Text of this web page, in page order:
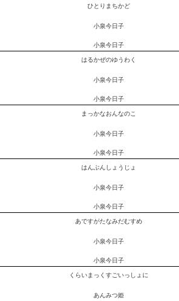
ひとりまちかど
小泉今日子
小泉今日子
はるかぜのゆうわく
小泉今日子
小泉今日子
まっかなおんなのこ
小泉今日子
小泉今日子
はんぶんしょうじょ
小泉今日子
小泉今日子
あですがたなみだむすめ
小泉今日子
小泉今日子
くらいまっくすごいっしょに
あんみつ姫